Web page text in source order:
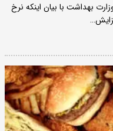
بهداشت با بیان اینکه نرخ